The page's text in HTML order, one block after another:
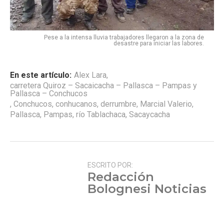
Pese a la intensa lluvia trabajadores llegaron a la zona de
desastre para iniciar las labores.
En este artículo: Alex Lara,
carretera Quiroz – Sacaicacha – Pallasca – Pampas y
Pallasca – Conchucos
, Conchucos, conhucanos, derrumbre, Marcial Valerio,
Pallasca, Pampas, río Tablachaca, Sacaycacha
ESCRITO POR:
Redacción
Bolognesi Noticias